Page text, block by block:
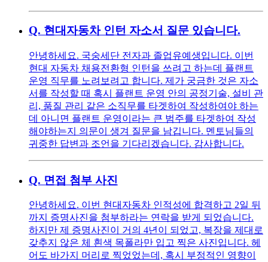
Q. 현대자동차 인턴 자소서 질문 있습니다.
안녕하세요. 국숭세단 전자과 졸업유예생입니다. 이번
현대 자동차 채용전환형 인턴을 쓰려고 하는데 플랜트
운영 직무를 노려보려고 합니다. 제가 궁금한 것은 자소
서를 작성할 때 혹시 플랜트 운영 안의 공정기술, 설비 관
리, 품질 관리 같은 소직무를 타겟하여 작성하여야 하는
데 아니면 플랜트 운영이라는 큰 범주를 타겟하여 작성
해야하는지 의문이 생겨 질문을 남깁니다. 멘토님들의
귀중한 답변과 조언을 기다리겠습니다. 감사합니다.
Q. 면접 첨부 사진
안녕하세요. 이번 현대자동차 인적성에 합격하고 2일 뒤
까지 증명사진을 첨부하라는 연락을 받게 되었습니다.
하지만 제 증명사진이 거의 4년이 되었고, 복장을 제대로
갖추지 않은 체 흰색 목폴라만 입고 찍은 사진입니다. 헤
어도 바가지 머리로 찍었었는데, 혹시 부정적인 영향이